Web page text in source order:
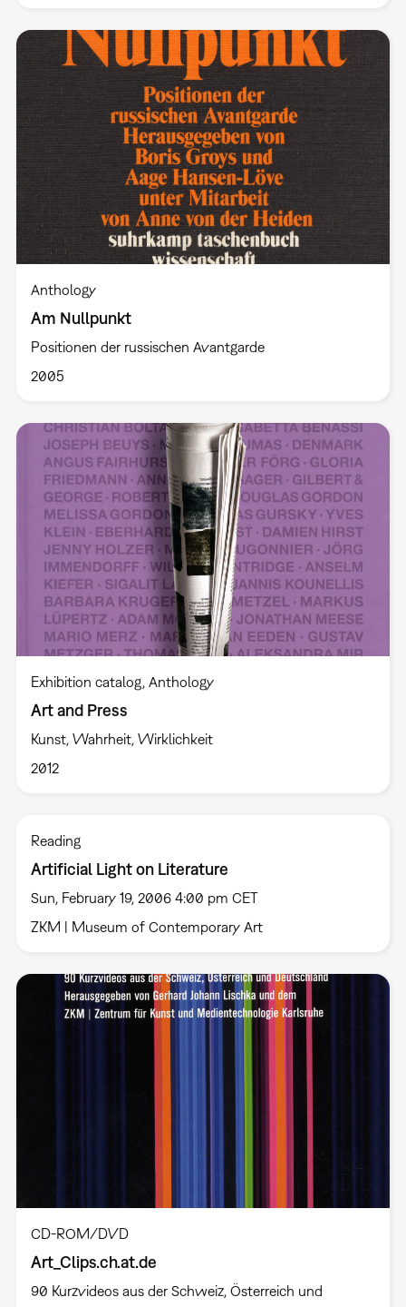
Anthology
Am Nullpunkt
Positionen der russischen Avantgarde
2005
Exhibition catalog Anthology
Art and Press
Kunst, Wahrheit, Wirklichkeit
2012
Reading
Artificial Light on Literature
Sun, February 19, 2006 4:00 pm CET
ZKM | Museum of Contemporary Art
CD-ROM/DVD
Art_Clips.ch.at.de
90 Kurzvideos aus der Schweiz, Österreich und